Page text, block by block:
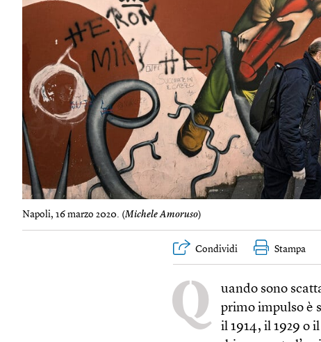
Napoli, 16 marzo 2020. (Michele Amoruso)
Condividi Stampa
Q
uando sono
primo impulso è
il 1914, il 1929 o